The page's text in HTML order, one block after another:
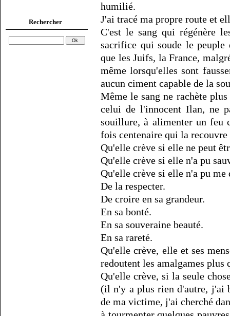
Rechercher
humilié.
J'ai tracé ma propre route et
C'est le sang qui régénère
sacrifice qui soude le
que les Juifs, la France,
même lorsqu'elles sont
aucun ciment capable de la
Même le sang ne rachète
celui de l'innocent Ilan, ne
souillure, à alimenter un feu
fois centenaire qui la
Qu'elle crève si elle ne peut
Qu'elle crève si elle n'a pu
Qu'elle crève si elle n'a pu me
De la respecter.
De croire en sa grandeur.
En sa bonté.
En sa souveraine beauté.
En sa rareté.
Qu'elle crève, elle et ses
redoutent les amalgames
Qu'elle crève, si la seule
(il n'y a plus rien d'autre, j'ai
de ma victime, j'ai cherché